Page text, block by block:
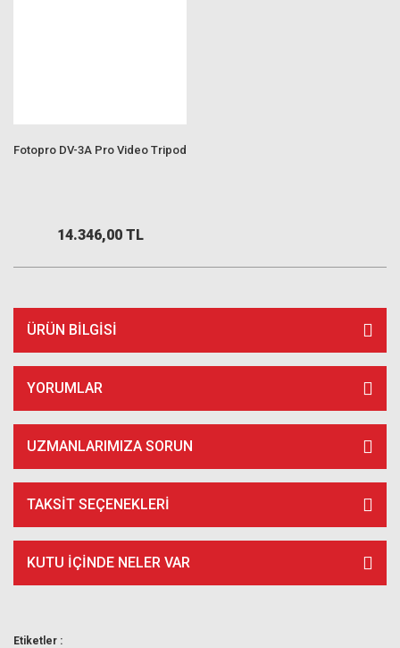
Fotopro DV-3A Pro Video Tripod
14.346,00 TL
ÜRÜN BILGISI
YORUMLAR
UZMANLARIMIZA SORUN
TAKSIT SEÇENEKLERI
KUTU İÇİNDE NELER VAR
Etiketler :